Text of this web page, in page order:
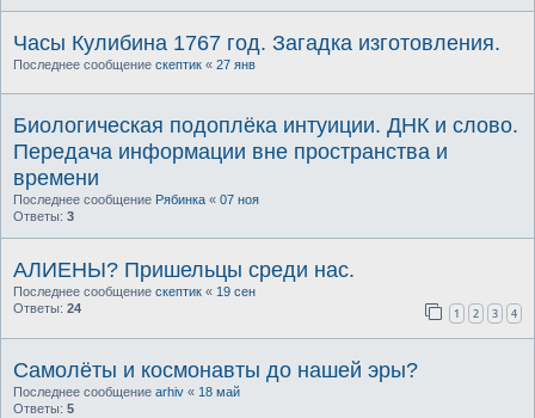
Часы Кулибина 1767 год. Загадка изготовления.
Последнее сообщение скептик « 27 янв
Биологическая подоплёка интуиции. ДНК и слово.
Передача информации вне пространства и
времени
Последнее сообщение Рябинка « 07 ноя
Ответы: 3
АЛИЕНЫ? Пришельцы среди нас.
Последнее сообщение скептик « 19 сен
Ответы: 24 1 2 3 4
Самолёты и космонавты до нашей эры?
Последнее сообщение arhiv « 18 май
Ответы: 5